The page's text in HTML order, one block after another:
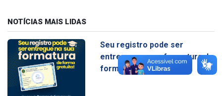
NOTÍCIAS MAIS LIDAS
Seu registro pode ser
entregue na sua formatura de
forma gratuita